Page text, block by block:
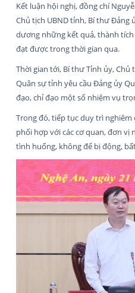
Kết luận hội nghị, đồng chí
Chủ tịch UBND tỉnh, Bí thư Đảng
dương những kết quả, thành
đạt được trong thời gian qua.
Thời gian tới, Bí thư Tỉnh ủy,
Quân sự tỉnh yêu cầu Đảng ủy
đạo, chỉ đạo một số nhiệm vụ
Trong đó, tiếp tục duy trì nghiêm
phối hợp với các cơ quan, đơn vị
tình huống, không để bị động,